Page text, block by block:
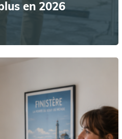
en 2026